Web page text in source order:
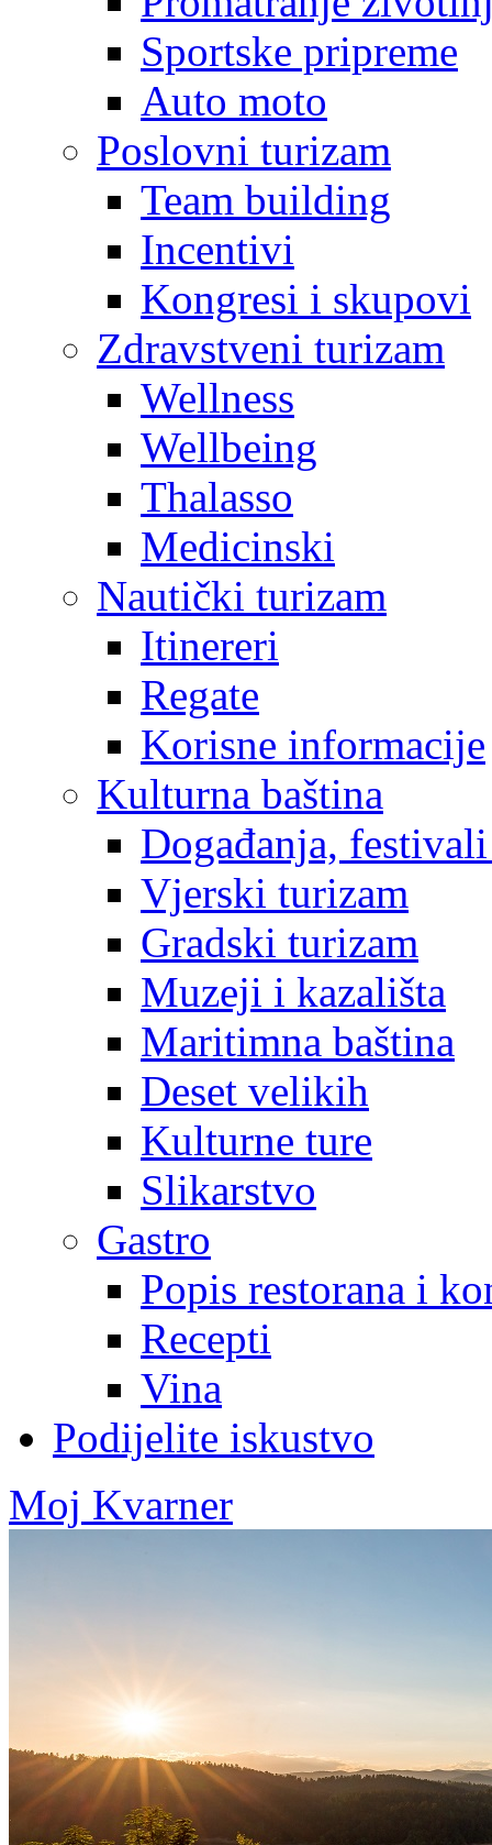
Sportske pripreme
Auto moto
Poslovni turizam
Team building
Incentivi
Kongresi i skupovi
Zdravstveni turizam
Wellness
Wellbeing
Thalasso
Medicinski
Nautički turizam
Itinereri
Regate
Korisne informacije
Kulturna baština
Događanja,
Vjerski turizam
Gradski turizam
Muzeji i kazališta
Maritimna baština
Deset velikih
Kulturne ture
Slikarstvo
Gastro
Popis restorana i
Recepti
Vina
Podijelite iskustvo
Moj Kvarner